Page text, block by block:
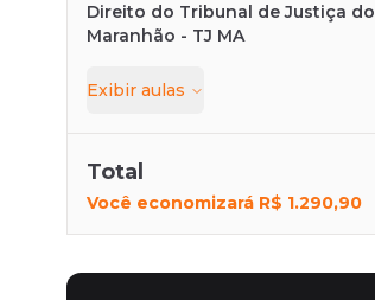
Direito do Tribunal de Justiça do
Maranhão - TJ MA
Exibir aulas
Total
Você economizará R$ 1.290,90